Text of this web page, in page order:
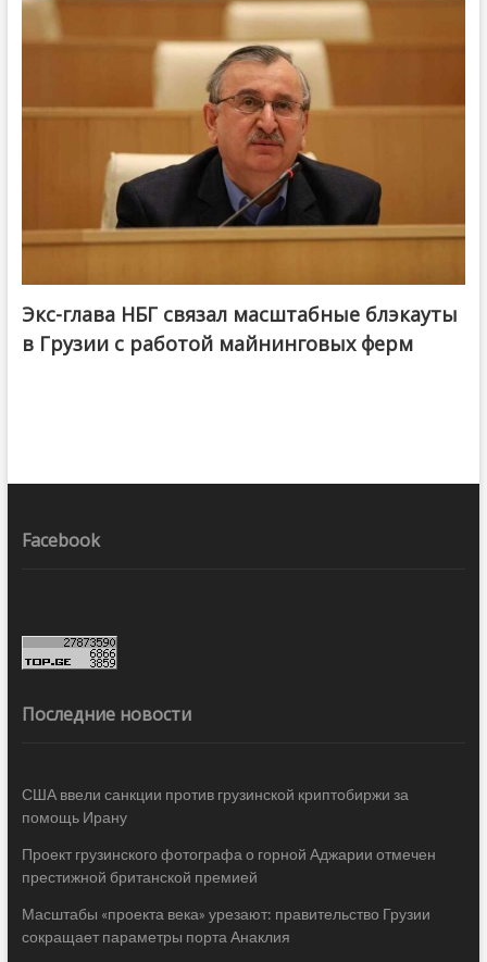
Экс-глава НБГ связал масштабные блэкауты
в Грузии с работой майнинговых ферм
Facebook
Последние новости
США ввели санкции против грузинской криптобиржи за
помощь Ирану
Проект грузинского фотографа о горной Аджарии отмечен
престижной британской премией
Масштабы «проекта века» урезают: правительство Грузии
сокращает параметры порта Анаклия